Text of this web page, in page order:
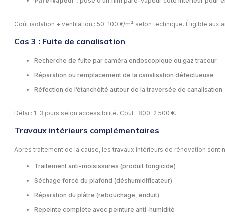
Coût isolation + ventilation : 50-100 €/m² selon technique. Éligible aux
Cas 3 : Fuite de canalisation
Recherche de fuite par caméra endoscopique ou gaz traceur
Réparation ou remplacement de la canalisation défectueuse
Réfection de l’étanchéité autour de la traversée de canalisation
Délai : 1-3 jours selon accessibilité. Coût : 800-2 500 €.
Travaux intérieurs complémentaires
Après traitement de la cause, les travaux intérieurs de rénovation sont
Traitement anti-moisissures (produit fongicide)
Séchage forcé du plafond (déshumidificateur)
Réparation du plâtre (rebouchage, enduit)
Repeinte complète avec peinture anti-humidité